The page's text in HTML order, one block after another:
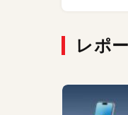
レポ